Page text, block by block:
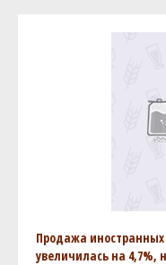
Продажа иностранных
увеличилась на